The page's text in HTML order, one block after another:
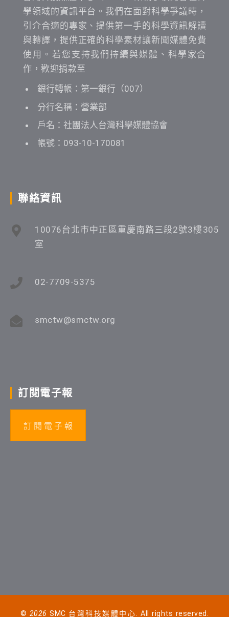
學領域的資訊平台。我們在面對科學爭議時，
引介合適的專家、提供第一手的科學資訊解讀
與轉譯，提供正確的科學素材讓新聞媒體免費
使用。若您支持我們持續與媒體、科學家合
作，歡迎捐款至
銀行轉帳：第一銀行（007）
分行名稱：營業部
戶名：社團法人台灣科學媒體協會
帳號：093-10-170081
聯絡資訊
10076台北市中正區重慶南路三段2號3樓305
室
02-7709-5375
smctw@smctw.org
訂閱電子報
訂 閱 電 子 報
© 2026 SMC 台灣科技媒體中心. All rights reserved.